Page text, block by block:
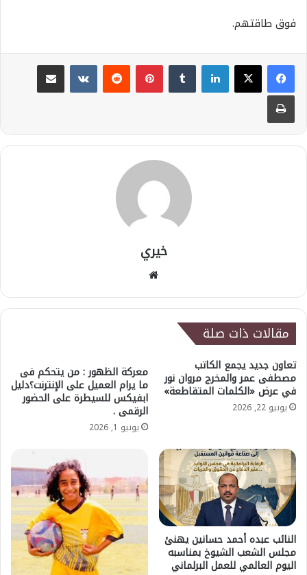
فوق طاقتهم.
لينكدإن بينتيريست
مشاركة عبر البريد
طباعة
خيري
مقالات ذات صلة
تعاون جديد يجمع الكاتب
مصطفى عمر والمخرج مروان نور
في عرض «الكلمات المتقاطعة»
يونيو 22, 2026
معركة الظهور : من يتحكم فى
ما يرام العميل على الإنترنت؟دليل
ابفيكس للسيطرة على الحضور
الرقمى .
يونيو 1, 2026
النائب عبده أحمد حسانين يهنئ
مجلس الشعب الشيوخ بمناسبه
اليوم العالمي للعمل البرلماني